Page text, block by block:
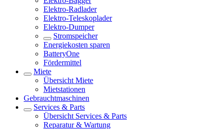
Elektro-Radlader
Elektro-Teleskoplader
Elektro-Dumper
Stromspeicher
Energiekosten sparen
BatteryOne
Fördermittel
Miete
Übersicht Miete
Mietstationen
Gebrauchtmaschinen
Services & Parts
Übersicht Services & Parts
Reparatur & Wartung